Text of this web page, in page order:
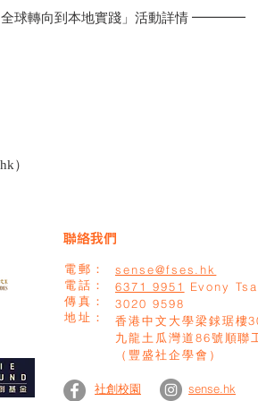
球轉向到本地實踐」活動詳情 ━━━━
）
聯絡我們
電郵：
​電話：
​傳真：
地址：
sense@fses.hk
6371 9951
Evony
​3020 9598
香港中文大學梁銶琚樓
九龍土瓜灣道86號順聯
（豐盛社企學會）
社創校園 sense.hk